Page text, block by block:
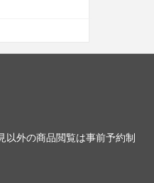
外の商品閲覧は事前予約制